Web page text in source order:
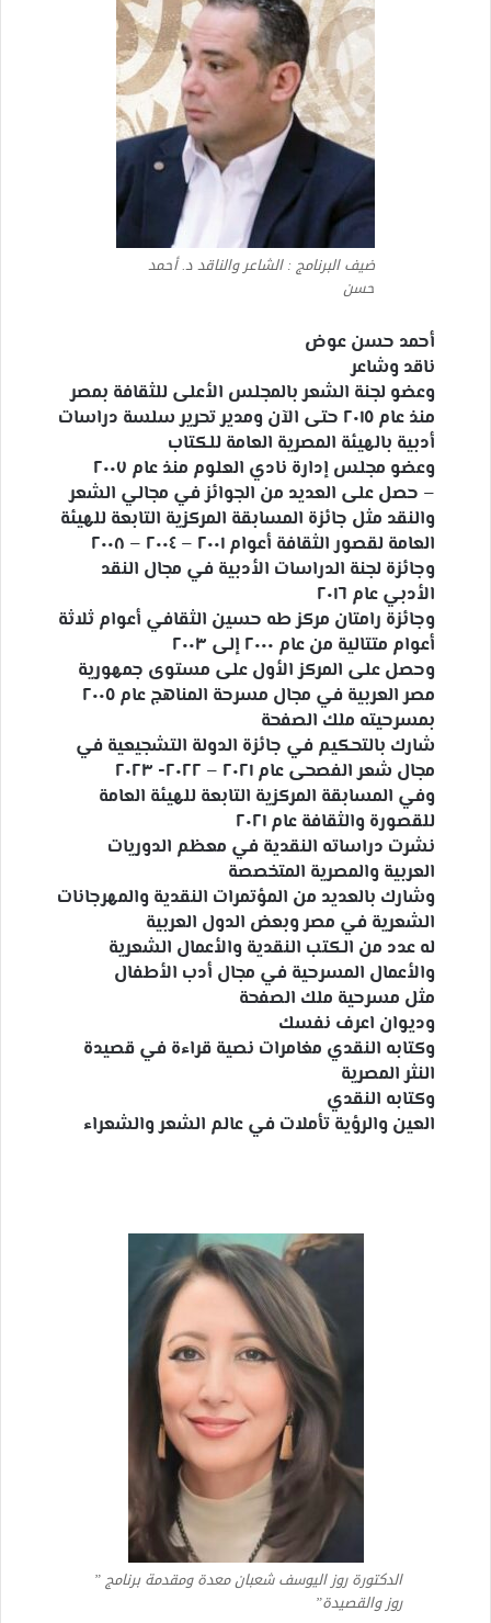
ضيف البرنامج : الشاعر والناقد د. أحمد
حسن
أحمد حسن عوض
ناقد وشاعر
وعضو لجنة الشعر بالمجلس الأعلى للثقافة بمصر
منذ عام ٢٠١٥ حتى الآن ومدير تحرير سلسة دراسات
أدبية بالهيئة المصرية العامة للكتاب
وعضو مجلس إدارة نادي العلوم منذ عام ٢٠٠٧
– حصل على العديد من الجوائز في مجالي الشعر
والنقد مثل جائزة المسابقة المركزية التابعة للهيئة
العامة لقصور الثقافة أعوام ٢٠٠١ – ٢٠٠٤ – ٢٠٠٨
وجائزة لجنة الدراسات الأدبية في مجال النقد
الأدبي عام ٢٠١٦
وجائزة رامتان مركز طه حسين الثقافي أعوام ثلاثة
أعوام متتالية من عام ٢٠٠٠ إلى ٢٠٠٣
وحصل على المركز الأول على مستوى جمهورية
مصر العربية في مجال مسرحة المناهج عام ٢٠٠٥
بمسرحيته ملك الصفحة
شارك بالتحكيم في جائزة الدولة التشجيعية في
مجال شعر الفصحى عام ٢٠٢١ – ٢٠٢٢- ٢٠٢٣
وفي المسابقة المركزية التابعة للهيئة العامة
للقصورة والثقافة عام ٢٠٢١
نشرت دراساته النقدية في معظم الدوريات
العربية والمصرية المتخصصة
وشارك بالعديد من المؤتمرات النقدية والمهرجانات
الشعرية في مصر وبعض الدول العربية
له عدد من الكتب النقدية والأعمال الشعرية
والأعمال المسرحية في مجال أدب الأطفال
مثل مسرحية ملك الصفحة
وديوان اعرف نفسك
وكتابه النقدي مغامرات نصية قراءة في قصيدة
النثر المصرية
وكتابه النقدي
العين والرؤية تأملات في عالم الشعر والشعراء
الدكتورة روز اليوسف شعبان معدة ومقدمة برنامج ”
روز والقصيدة”